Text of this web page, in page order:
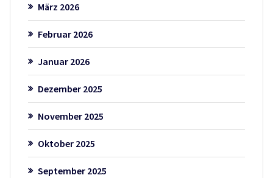
März 2026
Februar 2026
Januar 2026
Dezember 2025
November 2025
Oktober 2025
September 2025